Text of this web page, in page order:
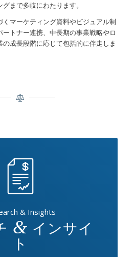
まで多岐にわたります。
マーケティング資料やビジュアル制
トナー連携、中長期の事業戦略やロ
成長段階に応じて包括的に伴走しま
& Insights
& インサイ
ト